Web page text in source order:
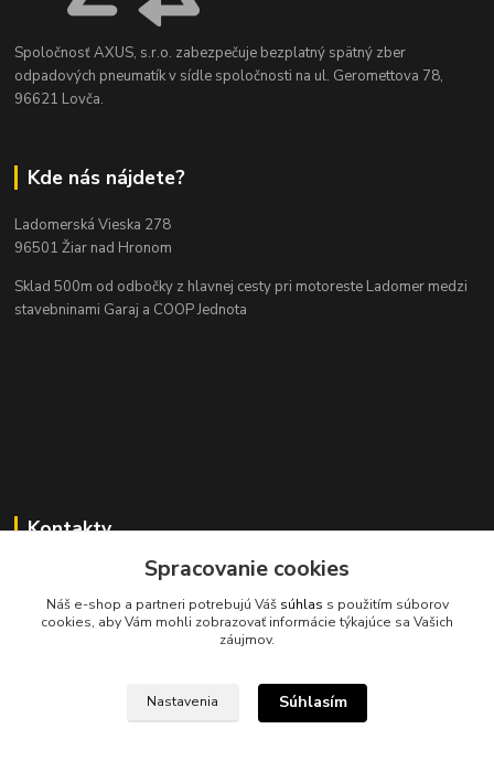
Spoločnosť AXUS, s.r.o. zabezpečuje bezplatný spätný zber
odpadových pneumatík v sídle spoločnosti na ul. Geromettova 78,
96621 Lovča.
Kde nás nájdete?
Ladomerská Vieska 278
96501 Žiar nad Hronom
Sklad 500m od odbočky z hlavnej cesty pri motoreste Ladomer medzi
stavebninami Garaj a COOP Jednota
Kontakty
Spracovanie cookies
Náš e-shop a partneri potrebujú Váš súhlas s použitím súborov
cookies, aby Vám mohli zobrazovať informácie týkajúce sa Vašich
záujmov.
Nastavenia Súhlasím